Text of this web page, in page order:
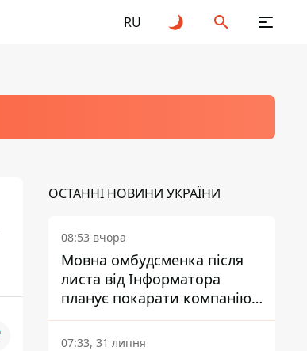
RU
ОСТАННІ НОВИНИ УКРАЇНИ
08:53 вчора
Мовна омбудсменка після
листа від Інформатора
планує покарати компанію-
підрядника ПриватБанку
07:33, 31 липня